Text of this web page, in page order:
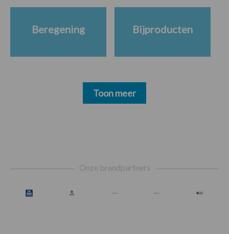
Beregening Bijproducten
Toon meer
Onze brandpartners